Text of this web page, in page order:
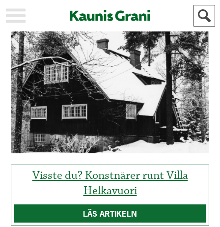
KAUPUNKI
STADEN
AJANKOHTAISTA
AKTUELLT
URHEILU
IDROTT
KULTTUURI
KULTUR
HISTORIA
HISTORIA
YLEINEN
ALLMÄN
MAINOSTAJILLE
FÖR
ANNONSÖRER
Visste du? Konstnärer runt Villa
Helkavuori
LÄS ARTIKELN